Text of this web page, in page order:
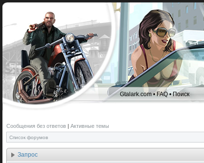
Gtalark.com •FAQ•Поиск
Сообщения без ответов | Активные темы
Список форумов
Запрос